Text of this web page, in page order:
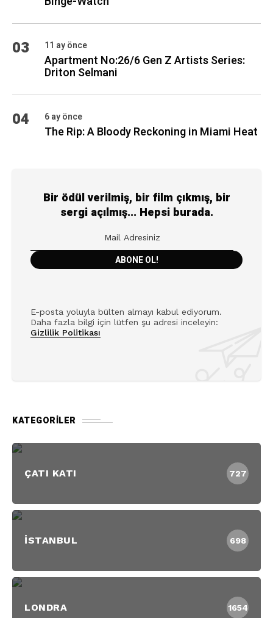
03 11 ay önce
Apartment No:26/6 Gen Z Artists Series:
Driton Selmani
04 6 ay önce
The Rip: A Bloody Reckoning in Miami Heat
Bir ödül verilmiş, bir film çıkmış, bir
sergi açılmış... Hepsi burada.
E-posta yoluyla bülten almayı kabul ediyorum.
Daha fazla bilgi için lütfen şu adresi inceleyin:
Gizlilik Politikası
KATEGORILER
ÇATI KATI 727
İSTANBUL 698
LONDRA 1654